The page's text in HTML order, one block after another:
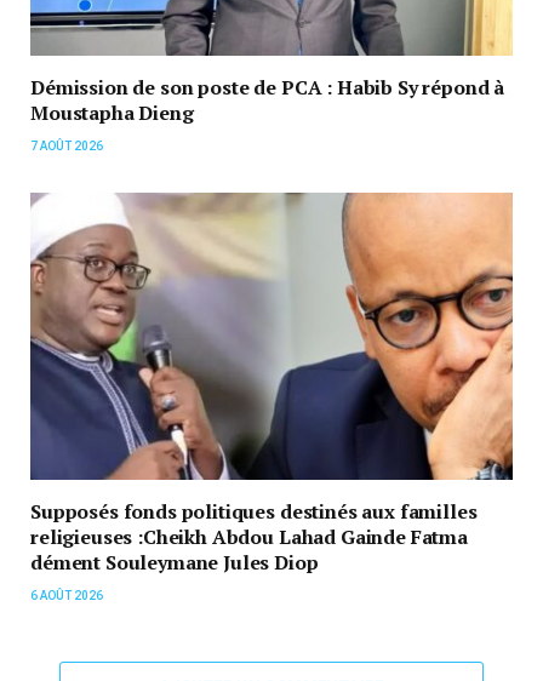
Démission de son poste de PCA : Habib Sy répond à
Moustapha Dieng
7 AOÛT 2026
Supposés fonds politiques destinés aux familles
religieuses :Cheikh Abdou Lahad Gainde Fatma
dément Souleymane Jules Diop
6 AOÛT 2026